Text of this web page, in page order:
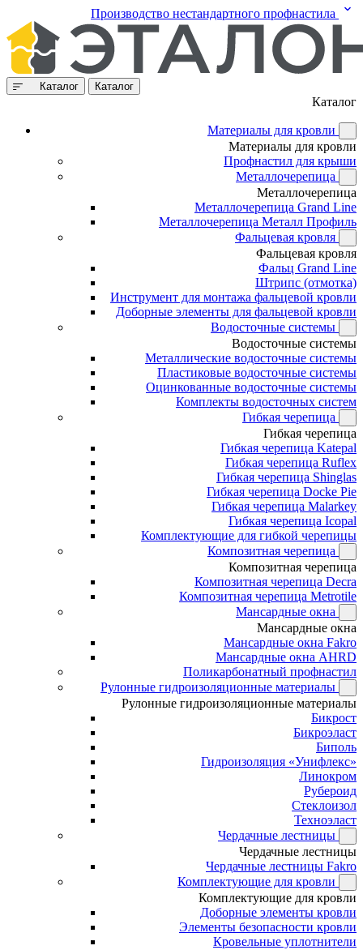
Производство нестандартного профнастила
Каталог Каталог
Каталог
Материалы для кровли
Материалы для кровли
Профнастил для крыши
Металлочерепица
Металлочерепица
Металлочерепица Grand Line
Металлочерепица Металл Профиль
Фальцевая кровля
Фальцевая кровля
Фальц Grand Line
Штрипс (отмотка)
Инструмент для монтажа фальцевой кровли
Доборные элементы для фальцевой кровли
Водосточные системы
Водосточные системы
Металлические водосточные системы
Пластиковые водосточные системы
Оцинкованные водосточные системы
Комплекты водосточных систем
Гибкая черепица
Гибкая черепица
Гибкая черепица Katepal
Гибкая черепица Ruflex
Гибкая черепица Shinglas
Гибкая черепица Docke Pie
Гибкая черепица Malarkey
Гибкая черепица Icopal
Комплектующие для гибкой черепицы
Композитная черепица
Композитная черепица
Композитная черепица Decra
Композитная черепица Metrotile
Мансардные окна
Мансардные окна
Мансардные окна Fakro
Мансардные окна AHRD
Поликарбонатный профнастил
Рулонные гидроизоляционные материалы
Рулонные гидроизоляционные материалы
Бикрост
Бикроэласт
Биполь
Гидроизоляция «Унифлекс»
Линокром
Рубероид
Стеклоизол
Техноэласт
Чердачные лестницы
Чердачные лестницы
Чердачные лестницы Fakro
Комплектующие для кровли
Комплектующие для кровли
Доборные элементы кровли
Элементы безопасности кровли
Кровельные уплотнители